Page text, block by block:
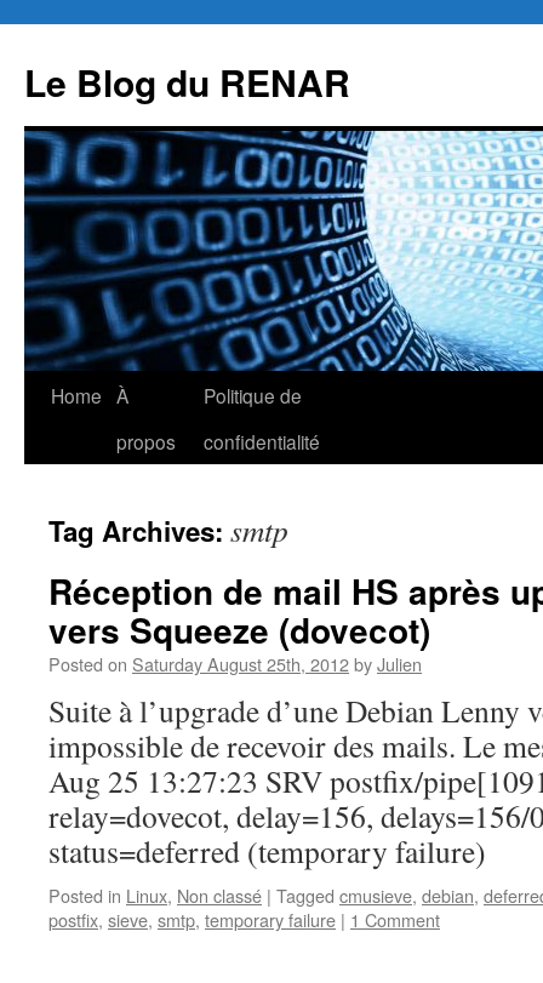
content
Le Blog du RENAR
Home À
propos
Politique de
confidentialité
Tag Archives: smtp
Réception de mail HS après
vers Squeeze (dovecot)
Posted on Saturday August 25th, 2012byJulien
Suite à l’upgrade d’une Debian Lenny
impossible de recevoir des mails. Le
Aug 25 13:27:23 SRV postfix/
relay=dovecot, delay=156,
status=deferred (temporary failure)
Posted in Linux, Non classé | Tagged cmusieve, debian,
postfix, sieve, smtp, temporary failure | 1 Comment